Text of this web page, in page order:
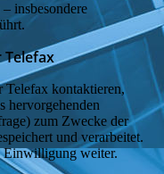
insbesondere
Telefax
Telefax kontaktieren,
hervorgehenden
zum Zwecke der
und verarbeitet.
Einwilligung weiter.